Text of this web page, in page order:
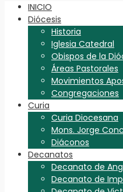
INICIO
Diócesis
Historia
Iglesia Catedral
Obispos de la
Áreas Pastorales
Movimientos
Congregaciones
Curia
Curia Diocesana
Mons. Jorge
Diáconos
Decanatos
Decanato de
Decanato de